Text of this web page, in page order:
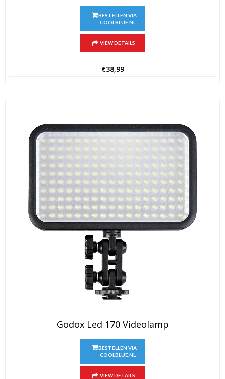
BESTELLEN VIA
COOLBLUE.NL
VIEW DETAILS
€38,99
Godox Led 170 Videolamp
BESTELLEN VIA
COOLBLUE.NL
VIEW DETAILS